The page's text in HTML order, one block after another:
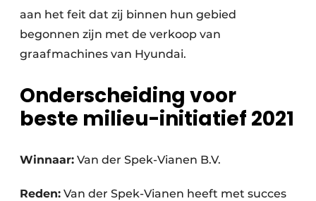
aan het feit dat zij binnen hun gebied
begonnen zijn met de verkoop van
graafmachines van Hyundai.
Onderscheiding voor
beste milieu-initiatief 2021
Winnaar: Van der Spek-Vianen B.V.
Reden: Van der Spek-Vianen heeft met succes